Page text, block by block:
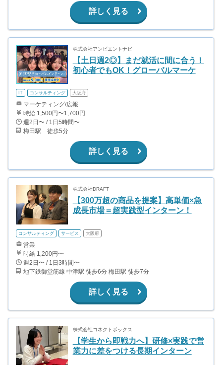
詳しく見る
株式会社アンビエントナビ
【土日週2◎】まだ就活に間に合う！
初心者でもOK！グローバルマーケ
IT コンサルティング 大阪府
マーケティング/広報
時給 1,500円〜1,700円
週2日〜 / 1日5時間〜
梅田駅 徒歩5分
詳しく見る
株式会社DRAFT
【300万超の商品を提案】高単価×急
成長市場＝超実践型インターン！
コンサルティング サービス 大阪府
営業
時給 1,200円〜
週2日〜 / 1日3時間〜
地下鉄御堂筋線 中津駅 徒歩6分 梅田駅 徒歩7分
詳しく見る
株式会社コネクトボックス
【学生から即戦力へ】研修×実践で営
業力に差をつける長期インターン